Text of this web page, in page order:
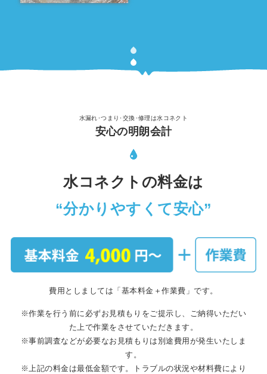
水漏れ･つまり･交換･修理は水コネクト
安心の明朗会計
水コネクトの料金は
“分かりやすくて安心”
費用としましては「基本料金＋作業費」です。
※作業を行う前に必ずお見積もりをご提示し、ご納得いただい
た上で作業をさせていただきます。
※事前調査などが必要なお見積もりは別途費用が発生いたしま
す。
※上記の料金は最低金額です。トラブルの状況や材料費により